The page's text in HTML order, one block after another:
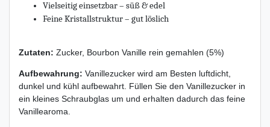
Vielseitig einsetzbar – süß & edel
Feine Kristallstruktur – gut löslich
Zutaten: Zucker, Bourbon Vanille rein gemahlen (5%)
Aufbewahrung: Vanillezucker wird am Besten luftdicht,
dunkel und kühl aufbewahrt. Füllen Sie den Vanillezucker in
ein kleines Schraubglas um und erhalten dadurch das feine
Vanillearoma.